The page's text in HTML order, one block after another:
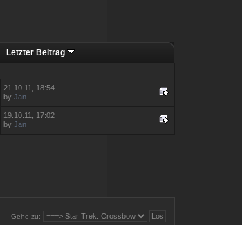
Letzter Beitrag
21.10.11, 18:54
byJan
19.10.11, 17:02
byJan
Gehe zu: